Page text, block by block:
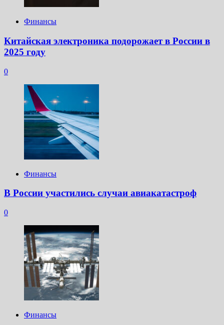
Финансы
Китайская электроника подорожает в России в
2025 году
0
Финансы
В России участились случаи авиакатастроф
0
Финансы